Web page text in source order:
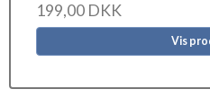
199,00 DKK
Vis